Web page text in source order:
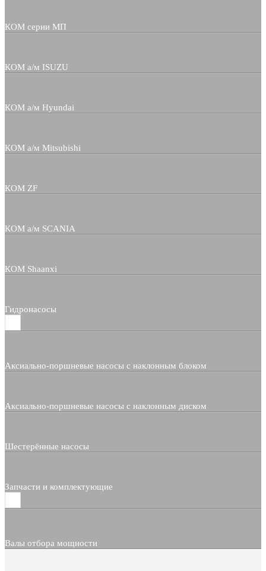
КОМ серии МП
КОМ а/м ISUZU
КОМ а/м Hyundai
КОМ а/м Mitsubishi
КОМ ZF
КОМ а/м SCANIA
КОМ Shaanxi
Гидронасосы
Аксиально-поршневые насосы с наклонным блоком
Аксиально-поршневые насосы с наклонным диском
Шестерённые насосы
Запчасти и комплектующие
Валы отбора мощности